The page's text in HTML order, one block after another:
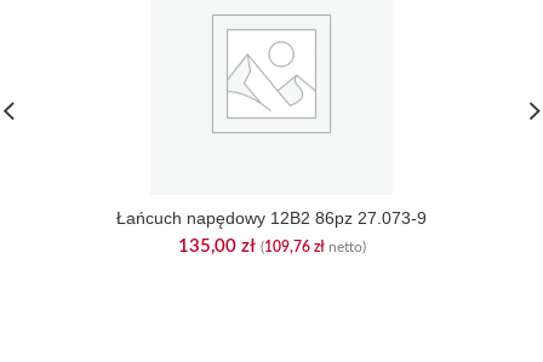
Łańcuch napędowy 12B2 86pz 27.073-9
135,00 zł (109,76 złnetto)